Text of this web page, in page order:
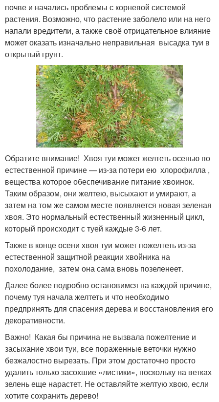
почве и начались проблемы с корневой системой
растения. Возможно, что растение заболело или на него
напали вредители, а также своё отрицательное влияние
может оказать изначально неправильная высадка туи в
открытый грунт.
Обратите внимание! Хвоя туи может желтеть осенью по
естественной причине — из-за потери ею хлорофилла ,
вещества которое обеспечивание питание хвоинок.
Таким образом, они желтею, высыхают и умирают, а
затем на том же самом месте появляется новая зеленая
хвоя. Это нормальный естественный жизненный цикл,
который происходит с туей каждые 3-6 лет.
Также в конце осени хвоя туи может пожелтеть из-за
естественной защитной реакции хвойника на
похолодание, затем она сама вновь позеленеет.
Далее более подробно остановимся на каждой причине,
почему туя начала желтеть и что необходимо
предпринять для спасения дерева и восстановления его
декоративности.
Важно! Какая бы причина не вызвала пожелтение и
засыхание хвои туи, все пораженные веточки нужно
безжалостно вырезать. При этом достаточно просто
удалить только засохшие «листики», поскольку на ветках
зелень еще нарастет. Не оставляйте желтую хвою, если
хотите сохранить дерево!